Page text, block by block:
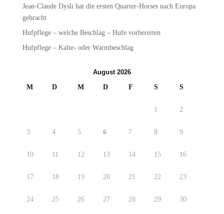
Jean-Claude Dysli hat die ersten Quarter-Horses nach Europa
gebracht
Hufpflege – welche Beschlag – Hufe vorbereiten
Hufpflege – Kalte- oder Warmbeschlag
August 2026
M
D M D F S S
1 2
3 4 5 6 7 8 9
10 11 12 13 14 15 16
17 18 19 20 21 22 23
24 25 26 27 28 29 30